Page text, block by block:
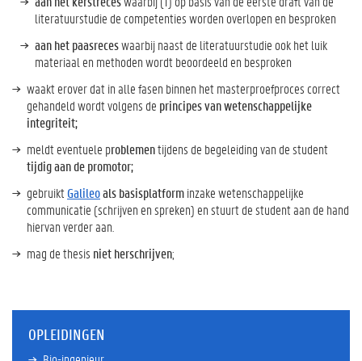
literatuurstudie de competenties worden overlopen en besproken
aan het paasreceswaarbij naast de literatuurstudie ook het luik
materiaal en methoden wordt beoordeeld en besproken
waakt erover dat in alle fasen binnen het masterproefproces correct
gehandeld wordt volgens de principes van wetenschappelijke
integriteit;
meldt eventuele problementijdens de begeleiding van de student
tijdig aan de promotor;
gebruiktGalileoals basisplatforminzake wetenschappelijke
communicatie (schrijven en spreken) en stuurt de student aan de hand
hiervan verder aan.
mag de thesis niet herschrijven;
OPLEIDINGEN